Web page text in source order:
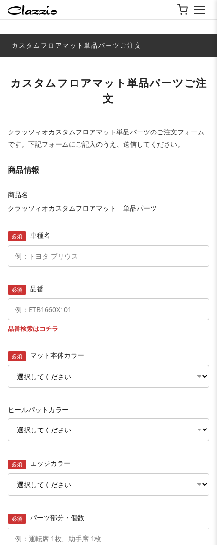
カスタムフロアマット単品パーツご注文
カスタムフロアマット単品パーツご注
文
クラッツィオカスタムフロアマット単品パーツのご注文フォーム
です。下記フォームにご記入のうえ、送信してください。
商品情報
商品名
クラッツィオカスタムフロアマット 単品パーツ
必須 車種名
必須 品番
品番検索はコチラ
必須 マット本体カラー
ヒールパットカラー
必須 エッジカラー
必須 パーツ部分・個数